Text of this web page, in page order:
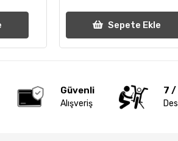
Sepete Ekle
Güvenli
Alışveriş
7 /